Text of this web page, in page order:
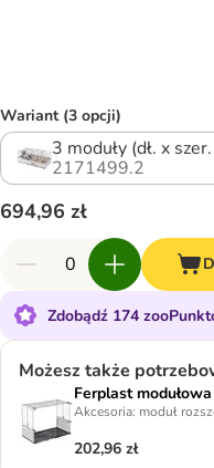
Wariant (3 opcji)
3 moduły (dł. x
2171499.2
694,96 zł
Zdobądź 174
Możesz także
Ferplast
Akcesoria: moduł
202,96 zł